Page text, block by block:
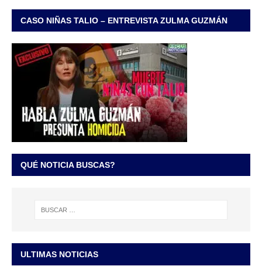
CASO NIÑAS TALIO – ENTREVISTA ZULMA GUZMÁN
QUÉ NOTICIA BUSCAS?
ULTIMAS NOTICIAS